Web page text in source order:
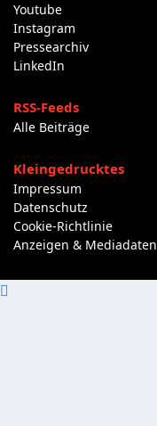
Youtube
Instagram
Pressearchiv
LinkedIn
RSS-Feeds
Alle Beiträge
Kleingedrucktes
Impressum
Datenschutz
Cookie-Richtlinie
Anzeigen & Mediadaten